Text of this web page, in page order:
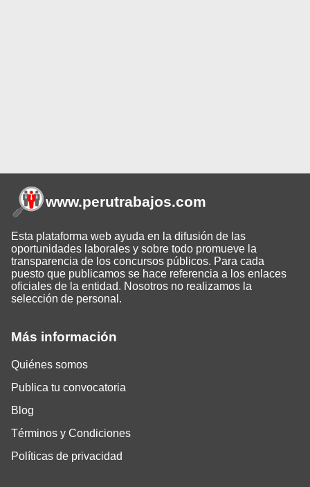
Más información
Quiénes somos
Publica tu convocatoria
Blog
Términos y Condiciones
Políticas de privacidad
www.perutrabajos.com
Esta plataforma web ayuda en la difusión de las
oportunidades laborales y sobre todo promueve la
transparencia de los concursos públicos. Para cada
puesto que publicamos se hace referencia a los enlaces
oficiales de la entidad. Nosotros no realizamos la
selección de personal.